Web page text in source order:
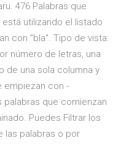
476 Palabras que
utilizando el listado
con "bla". Tipo de vista:
número de letras, una
de una sola columna y
empiezan con -
palabras que comienzan
Puedes Filtrar los
las palabras o por